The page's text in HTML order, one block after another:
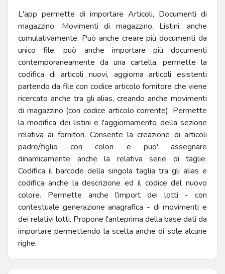
L'app permette di importare Articoli, Documenti di
magazzino, Movimenti di magazzino, Listini, anche
cumulativamente. Può anche creare più documenti da
unico file, può anche importare più documenti
contemporaneamente da una cartella, permette la
codifica di articoli nuovi, aggiorna articoli esistenti
partendo da file con codice articolo fornitore che viene
ricercato anche tra gli alias, creando anche movimenti
di magazzino (con codice articolo corrente). Permette
la modifica dei listini e l'aggiornamento della sezione
relativa ai fornitori. Consente la creazione di articoli
padre/figlio con colori e puo' assegnare
dinamicamente anche la relativa serie di taglie.
Codifica il barcode della singola taglia tra gli alias e
codifica anche la descrizione ed il codice del nuovo
colore. Permette anche l'import dei lotti - con
contestuale generazione anagrafica - di movimenti e
dei relativi lotti. Propone l'anteprima della base dati da
importare permettendo la scelta anche di sole alcune
righe.